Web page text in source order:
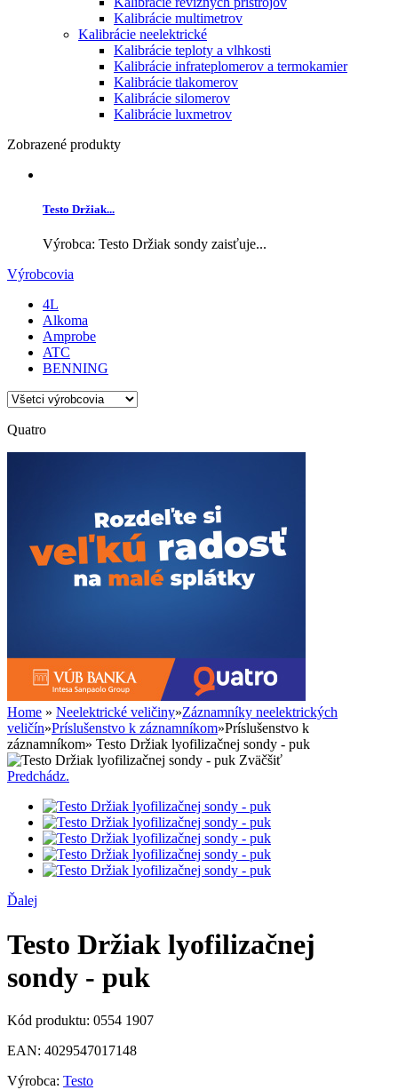
Kalibrácie multimetrov
Kalibrácie neelektrické
Kalibrácie teploty a vlhkosti
Kalibrácie infrateplomerov a termokamier
Kalibrácie tlakomerov
Kalibrácie silomerov
Kalibrácie luxmetrov
Zobrazené produkty
Testo Držiak...
Výrobca: Testo Držiak sondy zaisťuje...
Výrobcovia
4L
Alkoma
Amprobe
ATC
BENNING
Quatro
Home » Neelektrické veličiny»Záznamníky neelektrických
veličín»Príslušenstvo k záznamníkom»Príslušenstvo k
záznamníkom» Testo Držiak lyofilizačnej sondy - puk
Zväčšiť
Predchádz.
Ďalej
Testo Držiak lyofilizačnej
sondy - puk
Kód produktu: 0554 1907
EAN: 4029547017148
Výrobca: Testo